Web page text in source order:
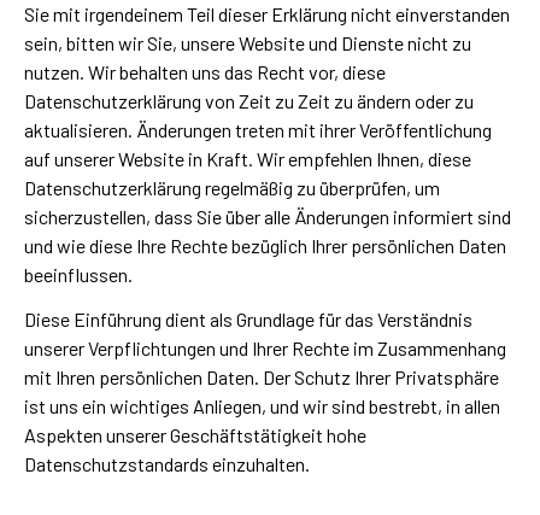
Sie mit irgendeinem Teil dieser Erklärung nicht einverstanden
sein, bitten wir Sie, unsere Website und Dienste nicht zu
nutzen. Wir behalten uns das Recht vor, diese
Datenschutzerklärung von Zeit zu Zeit zu ändern oder zu
aktualisieren. Änderungen treten mit ihrer Veröffentlichung
auf unserer Website in Kraft. Wir empfehlen Ihnen, diese
Datenschutzerklärung regelmäßig zu überprüfen, um
sicherzustellen, dass Sie über alle Änderungen informiert sind
und wie diese Ihre Rechte bezüglich Ihrer persönlichen Daten
beeinflussen.
Diese Einführung dient als Grundlage für das Verständnis
unserer Verpflichtungen und Ihrer Rechte im Zusammenhang
mit Ihren persönlichen Daten. Der Schutz Ihrer Privatsphäre
ist uns ein wichtiges Anliegen, und wir sind bestrebt, in allen
Aspekten unserer Geschäftstätigkeit hohe
Datenschutzstandards einzuhalten.